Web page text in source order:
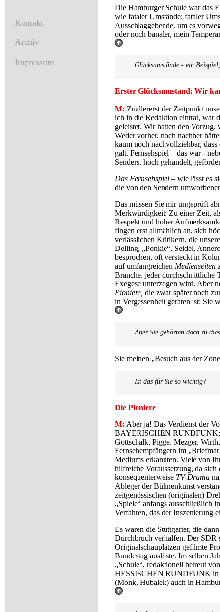
Kontakt
Archiv
Impressum
Die Hamburger Schule war das
wie fataler Umstände; fataler
Ausschlaggebende, um es
oder noch banaler, mein
Glücksumstände - ein
Erster Glücksumstand: Wir
M: Zuallererst der Zeitpunkt
ich in die Redaktion eintrat, war
geleistet. Wir hatten den Vorzug,
Weder vorher, noch nachher
kaum noch nachvollziehbar,
galt. Fernsehspiel – das war -
Senders. hoch gehandelt,
Das Fernsehspiel – wie lässt es
die von den Sendern
Das müssen Sie mir ungeprüft
Merkwürdigkeit: Zu einer Zeit,
Respekt und hoher
fingen erst allmählich an, sich
verlässlichen Kritikern, die
Delling, „Ponkie“, Seidel,
besprochen, oft versteckt in
auf umfangreichen Medienseiten
Branche, jeder durchschnittliche
Exegese unterzogen wird. Aber
Pioniere, die zwar später noch
in Vergessenheit geraten ist: Sie
Aber Sie gehörten doch zu
Sie meinen „Besuch aus der
Ist das für Sie so wichtig?
Die Pioniere
M: Aber ja! Das Verdienst der
BAYERISCHEN RUNDFUNK;
Gottschalk, Pigge, Mezger,
Fernsehempfängern im
Mediums erkannten. Viele von
hilfreiche Voraussetzung, da
konsequenterweise TV-Drama
Ableger der Bühnenkunst
zeitgenössischen (originalen)
„Spiele“ anfangs ausschließlich
Verfahren, das der Inszenierung
Es waren die Stuttgarter, die
Durchbruch verhalfen. Der SDR
Originalschauplätzen gefilmte
Bundestag auslöste. Im selben
„Schule“, redaktionell betreut
HESSISCHEN RUNDFUNK in
(Monk, Hubalek) auch in